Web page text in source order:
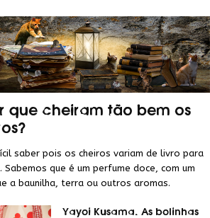
que cheiram tão bem os
saber pois os cheiros variam de livro para
Sabemos que é um perfume doce, com um
a baunilha, terra ou outros aromas.
Yayoi Kusama. As bolinhas